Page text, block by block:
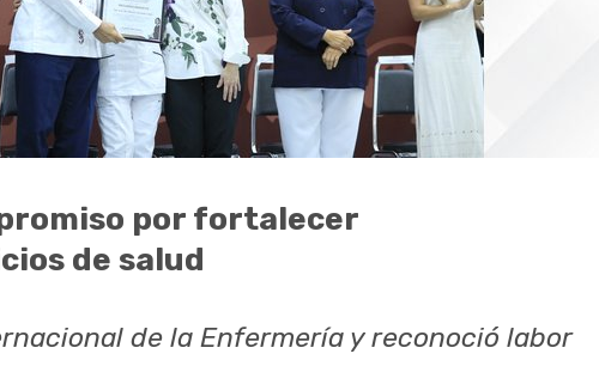
por fortalecer
de salud
de la Enfermería y reconoció labor